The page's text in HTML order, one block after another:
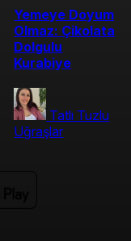
Yemeye Doyum
Olmaz: Çikolata
Dolgulu
Kurabiye
Tatlı Tuzlu
Uğraşlar